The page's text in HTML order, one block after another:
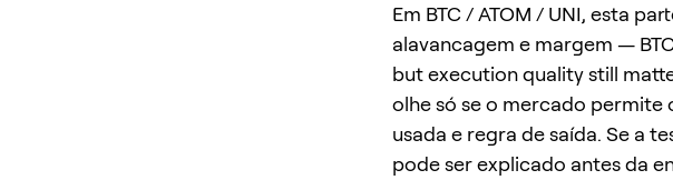
Em BTC / ATOM / UNI, esta
alavancagem e margem —
but execution quality still
olhe só se o mercado
usada e regra de saída. Se a
pode ser explicado antes da